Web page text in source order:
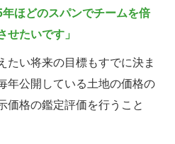
ほどのスパンでチームを倍
せたいです」
い将来の目標もすでに決ま
年公開している土地の価格の
価格の鑑定評価を行うこと